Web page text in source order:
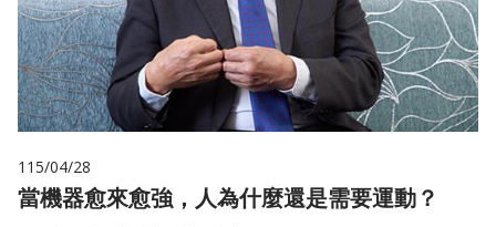
115/04/28
當機器愈來愈強，人為什麼還是需要運動？